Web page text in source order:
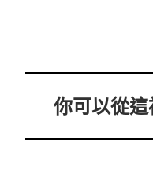
你可以從這